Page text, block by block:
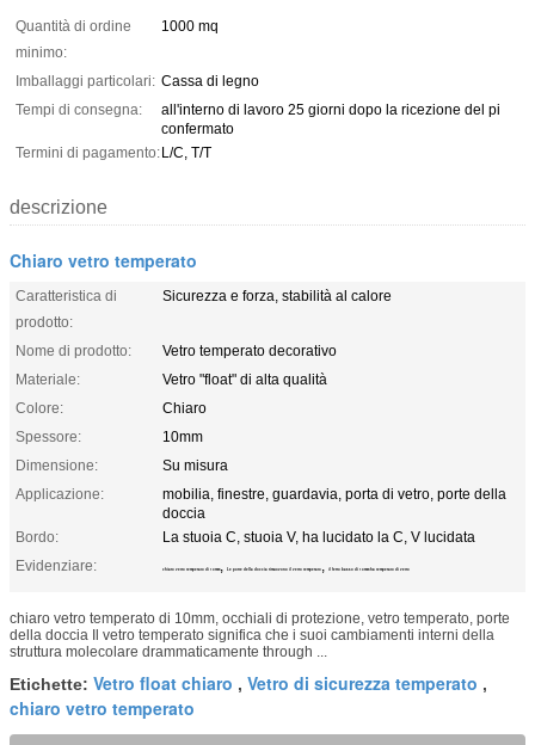
Quantità di ordine
minimo:
1000 mq
Imballaggi particolari: Cassa di legno
Tempi di consegna:
all'interno di lavoro 25 giorni dopo la ricezione del pi
confermato
Termini di pagamento:L/C, T/T
descrizione
Chiaro vetro temperato
Caratteristica di
prodotto:
Sicurezza e forza, stabilità al calore
Nome di prodotto:
Vetro temperato decorativo
Materiale:
Vetro "float" di alta qualità
Colore:
Chiaro
Spessore:
10mm
Dimensione:
Su misura
Applicazione:
mobilia, finestre, guardavia, porta di vetro, porte della
doccia
Bordo:
La stuoia C, stuoia V, ha lucidato la C, V lucidata
Evidenziare:
chiaro vetro temperato di 10mm, Le porte della doccia rimuovono il vetro temperato , il ferro basso di 10mm ha temperato di vetro
chiaro vetro temperato di 10mm, occhiali di protezione, vetro temperato, porte
della doccia Il vetro temperato significa che i suoi cambiamenti interni della
struttura molecolare drammaticamente through ...
Etichette: Vetro float chiaro , Vetro di sicurezza temperato ,
chiaro vetro temperato